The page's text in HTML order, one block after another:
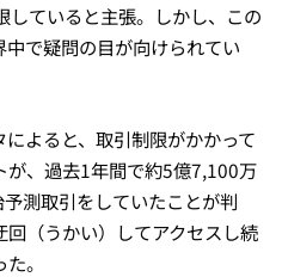
していると主張。しかし、この
で疑問の目が向けられてい
よると、取引制限がかかって
が、過去1年間で約5億7,100万
測取引をしていたことが判
（うかい）してアクセスし続
。